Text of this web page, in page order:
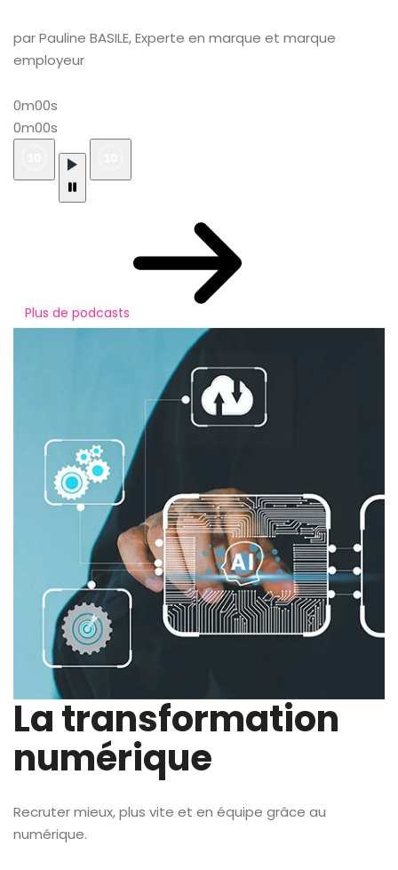
par Pauline BASILE, Experte en marque et marque
employeur
0m00s
0m00s
Plus de podcasts
La transformation
numérique
Recruter mieux, plus vite et en équipe grâce au
numérique.